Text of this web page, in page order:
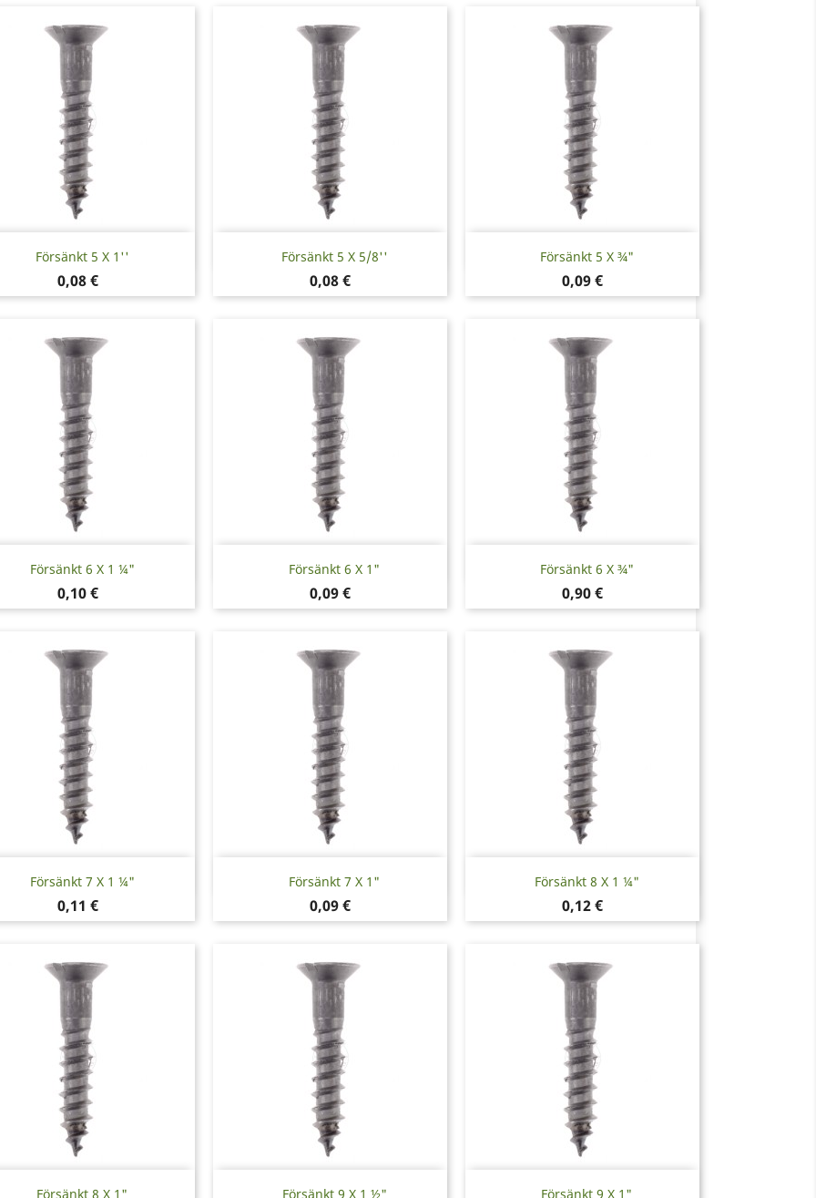
Försänkt 5 X 1''
Pris
0,08 €
Snabbvy Försänkt 5 X 5/8''
Pris
0,08 €
Snabbvy Försänkt 5 X ¾"
Pris
0,09 €
Snabbvy
Försänkt 6 X 1 ¼"
Pris
0,10 €
Snabbvy Försänkt 6 X 1"
Pris
0,09 €
Snabbvy Försänkt 6 X ¾"
Pris
0,90 €
Snabbvy
Försänkt 7 X 1 ¼"
Pris
0,11 €
Snabbvy Försänkt 7 X 1"
Pris
0,09 €
Snabbvy Försänkt 8 X 1 ¼"
Pris
0,12 €
Snabbvy
Försänkt 8 X 1"
Snabbvy Försänkt 9 X 1 ½"
Snabbvy Försänkt 9 X 1"
Snabbvy